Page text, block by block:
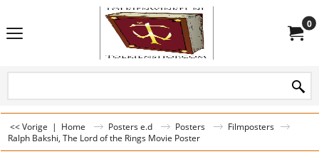
0
<< Vorige | Home Posters e.d Posters
Filmposters
Ralph Bakshi, The Lord of the Rings Movie Poster